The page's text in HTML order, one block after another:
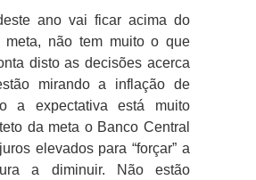
ano vai ficar acima do
meta, não tem muito o que
disto as decisões acerca
mirando a inflação de
a expectativa está muito
da meta o Banco Central
elevados para “forçar” a
a diminuir. Não estão